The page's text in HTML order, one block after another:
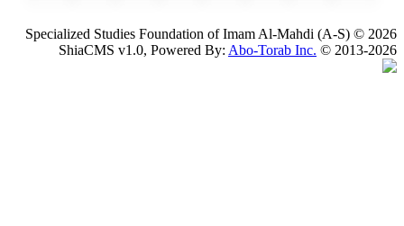
Specialized Studies Foundation of Imam Al-
ShiaCMS v1.0, Powered By:Abo-Torab Inc.